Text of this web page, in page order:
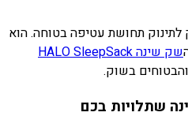
תחושת עטיפה בטוחה. הוא
שק שינה HALO SleepSack
בשוק.